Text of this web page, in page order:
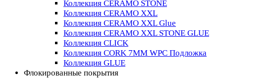
Коллекция CERAMO STONE
Коллекция CERAMO XXL
Коллекция CERAMO XXL Glue
Коллекция CERAMO XXL STONE GLUE
Коллекция CLICK
Коллекция CORK 7MM WPC Подложка
Коллекция GLUE
Флокированные покрытия